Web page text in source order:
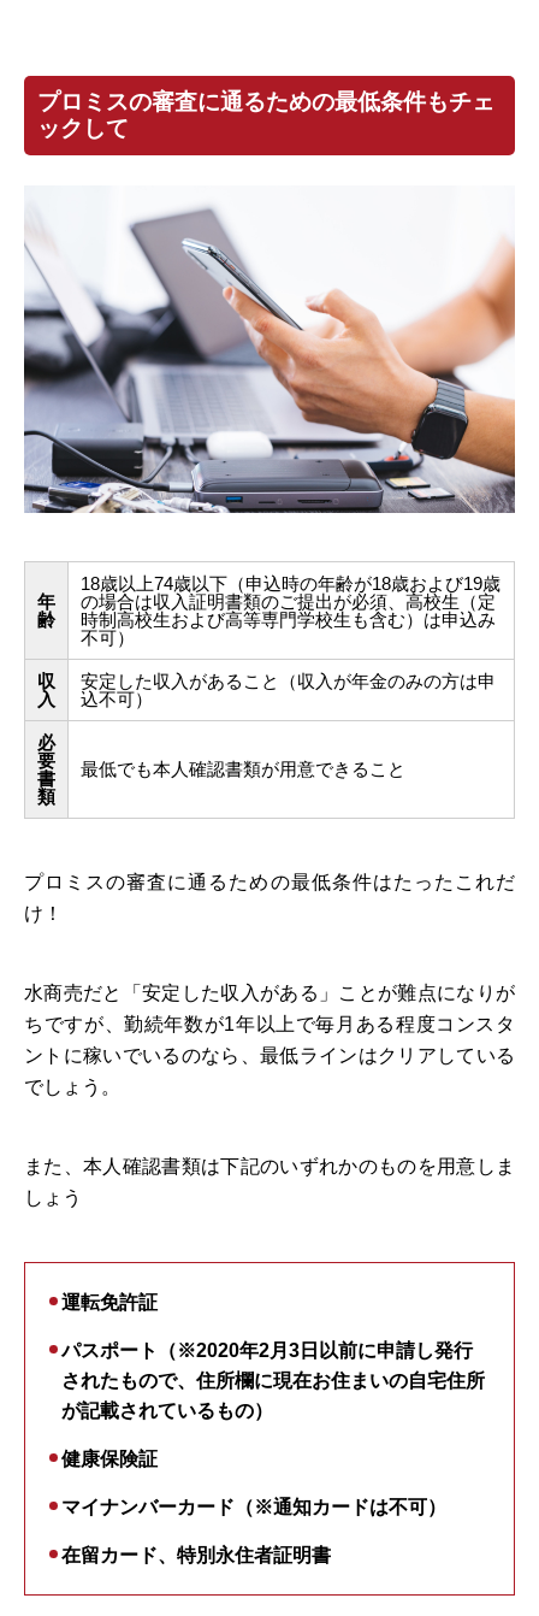
プロミスの審査に通るための最低条件もチェ
ックして
年
齢
18歳以上74歳以下（申込時の年齢が18歳および19歳
の場合は収入証明書類のご提出が必須、高校生（定
時制高校生および高等専門学校生も含む）は申込み
不可）
収
入
安定した収入があること（収入が年金のみの方は申
込不可）
必
要
書
類
最低でも本人確認書類が用意できること
プロミスの審査に通るための最低条件はたったこれだ
け！
水商売だと「安定した収入がある」ことが難点になりが
ちですが、勤続年数が1年以上で毎月ある程度コンスタ
ントに稼いでいるのなら、最低ラインはクリアしている
でしょう。
また、本人確認書類は下記のいずれかのものを用意しま
しょう
運転免許証
パスポート（※2020年2月3日以前に申請し発行
されたもので、住所欄に現在お住まいの自宅住所
が記載されているもの）
健康保険証
マイナンバーカード（※通知カードは不可）
在留カード、特別永住者証明書